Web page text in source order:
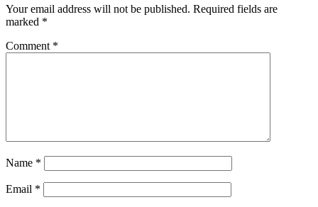
Your email address will not be published. Required fields are
marked *
Comment *
Name *
Email *